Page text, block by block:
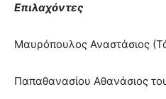
Επιλαχόντες
Μαυρόπουλος Αναστάσιος
Παπαθανασίου Αθανάσιος